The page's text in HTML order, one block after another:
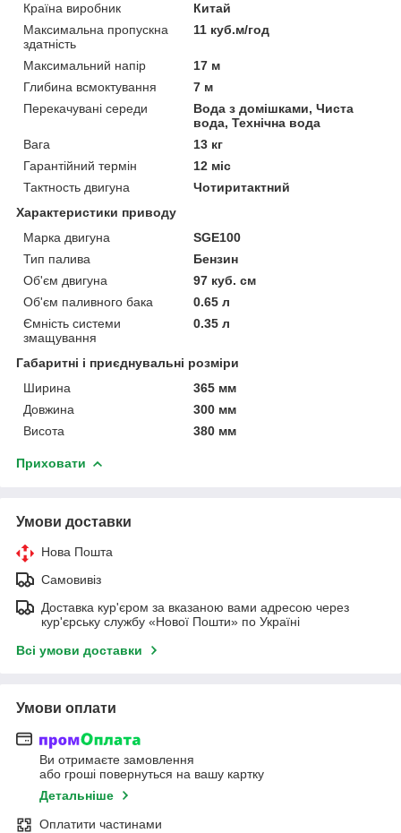
Країна виробник
Китай
Максимальна пропускна
здатність
11 куб.м/год
Максимальний напір
17 м
Глибина всмоктування
7 м
Перекачувані середи
Вода з домішками, Чиста
вода, Технічна вода
Вага
13 кг
Гарантійний термін
12 міс
Тактность двигуна
Чотиритактний
Характеристики приводу
Марка двигуна
SGE100
Тип палива
Бензин
Об'єм двигуна
97 куб. см
Об'єм паливного бака
0.65 л
Ємність системи
змащування
0.35 л
Габаритні і приєднувальні розміри
Ширина
365 мм
Довжина
300 мм
Висота
380 мм
Приховати
Умови доставки
Нова Пошта
Самовивіз
Доставка кур'єром за вказаною вами адресою через
кур'єрську службу «Нової Пошти» по Україні
Всі умови доставки
Умови оплати
Ви отримаєте замовлення
або гроші повернуться на вашу картку
Детальніше
Оплатити частинами